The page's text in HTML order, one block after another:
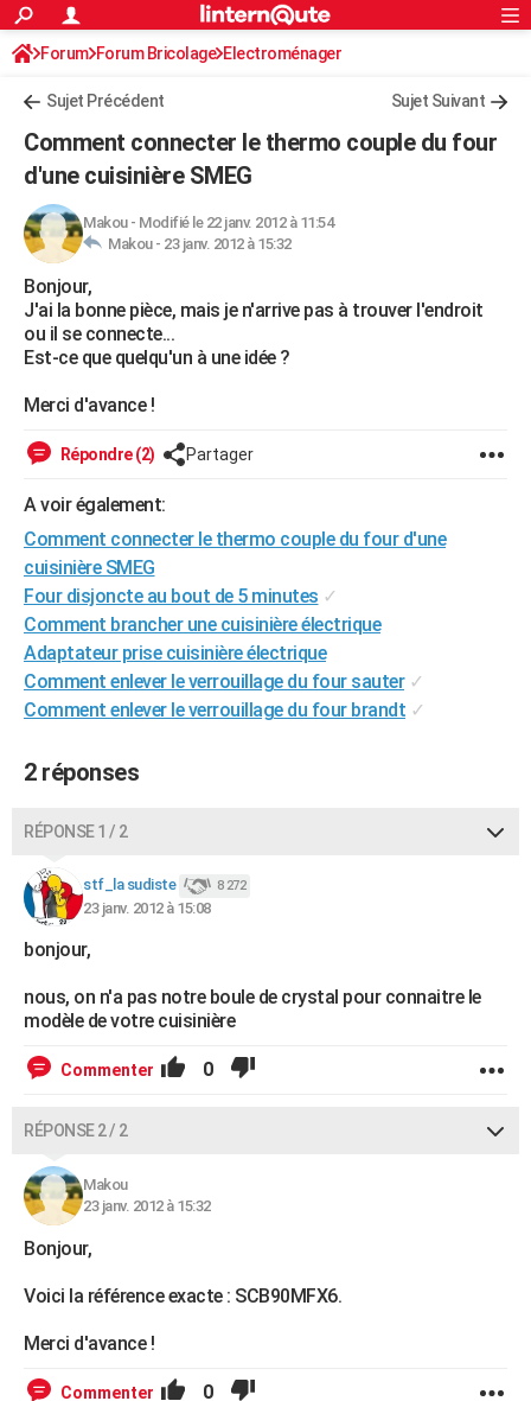
ACTUALITÉS
Politique
Société
Faits Divers
Education
Monde
Villes
+
Programme TV
TNTStreaming
Cinéma
Sorties cinéma
Musique
FINANCE
Retraite
Impôts
Epargne
Immobilier
Risques naturels par ville
Banque
Assurance
Crédit
AUTO
Essais
Réserver un essai
Citadines
Berlines
SUV
Forum auto
HIGH-TECH
Mobiles
Meilleur smartphone
Internet
Ordinateurs
Jeux vidéo
Guide high-tech
+BRICOLAGE
Forum
Aménagement intérieur
Extérieur
Cuisine
Salle de bains
Jardinage
Rangement
WEEK-END
Guides de France
Escapades
Patrimoine
Expositions
Musées
Week-end nature
+LIFESTYLE
Art de vivre
Bien-être
Loisirs
Mode
Modes de vie
SANTE
Alimentation
Guide de la santé
Maladies
Médicaments
Sommeil
VOYAGE
PHOTO
GUIDES D'ACHAT
BONS PLANS
CARTE DE VOEUX
S'inscrire
Se connecter
Lycées
Collèges
Primaires
Universités
Entreprises
Service militaire
Avis de recherche
AVIS DE DÉCÈS
FORUM
S'inscrire
Connexion
Forum Forum Bricolage Electroménager
Sujet Précédent Sujet Suivant
Comment connecter le thermo couple du four
d'une cuisinière SMEG
Makou- Modifié le 22 janv. 2012 à 11:54
Makou - 23 janv. 2012 à 15:32
Bonjour,
J'ai la bonne pièce, mais je n'arrive pas à trouver l'endroit
ou il se connecte...
Est-ce que quelqu'un à une idée ?
Merci d'avance !
Répondre (2) Partager
A voir également:
Comment connecter le thermo couple du four d'une
cuisinière SMEG
Four disjoncte au bout de 5 minutes ✓
Comment brancher une cuisinière électrique
Adaptateur prise cuisinière électrique
Comment enlever le verrouillage du four sauter ✓
Comment enlever le verrouillage du four brandt ✓
2 réponses
RÉPONSE 1 / 2
stf_la sudiste 8 272
23 janv. 2012 à 15:08
bonjour,
nous, on n'a pas notre boule de crystal pour connaitre le
modèle de votre cuisinière
Commenter 0
RÉPONSE 2 / 2
Makou
23 janv. 2012 à 15:32
Bonjour,
Voici la référence exacte : SCB90MFX6.
Merci d'avance !
Commenter 0